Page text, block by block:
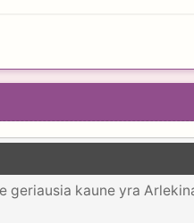
kaune yra